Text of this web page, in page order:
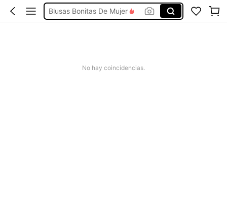
Blusas Bonitas De Mujer
No hay coincidencias.